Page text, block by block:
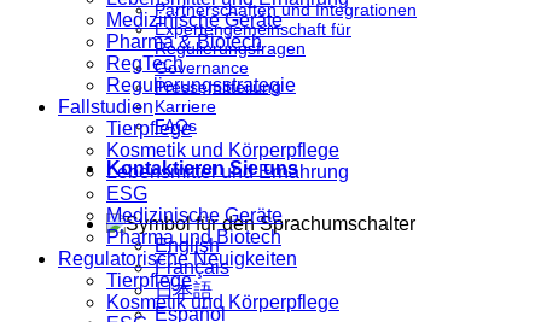
Partnerschaften und Integrationen
Expertengemeinschaft für
Regulierungsfragen
Governance
Pressemitteilung
Karriere
FAQs
Kontaktieren Sie uns
English
Français
日本語
Español
Medizinische Geräte
Pharma & Biotech
RegTech
Regulierungsstrategie
Fallstudien
Tierpflege
Kosmetik und Körperpflege
Lebensmittel und Ernährung
ESG
Medizinische Geräte
Pharma und Biotech
Regulatorische Neuigkeiten
Tierpflege
Kosmetik und Körperpflege